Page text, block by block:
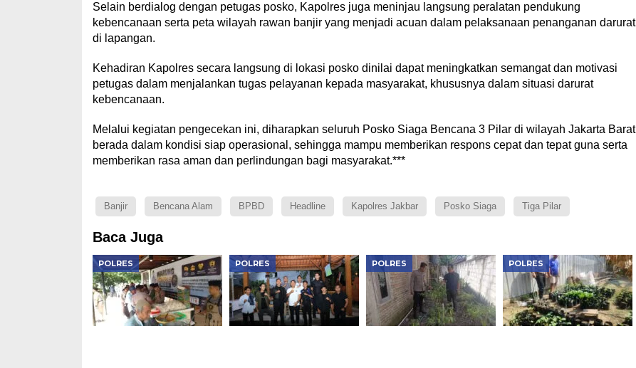
Selain berdialog dengan petugas posko, Kapolres juga meninjau langsung peralatan pendukung
kebencanaan serta peta wilayah rawan banjir yang menjadi acuan dalam pelaksanaan penanganan darurat
di lapangan.
Kehadiran Kapolres secara langsung di lokasi posko dinilai dapat meningkatkan semangat dan motivasi
petugas dalam menjalankan tugas pelayanan kepada masyarakat, khususnya dalam situasi darurat
kebencanaan.
Melalui kegiatan pengecekan ini, diharapkan seluruh Posko Siaga Bencana 3 Pilar di wilayah Jakarta Barat
berada dalam kondisi siap operasional, sehingga mampu memberikan respons cepat dan tepat guna serta
memberikan rasa aman dan perlindungan bagi masyarakat.***
Banjir Bencana Alam BPBD Headline Kapolres Jakbar Posko Siaga Tiga Pilar
Baca Juga
POLRES POLRES POLRES POLRES